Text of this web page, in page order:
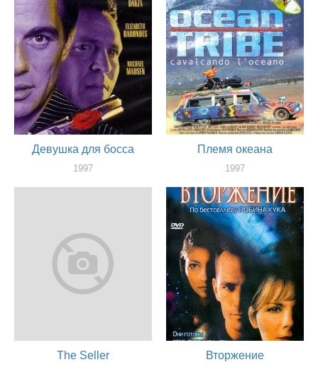
Девушка для босса
1997
Племя океана
1997
The Seller Вторжение